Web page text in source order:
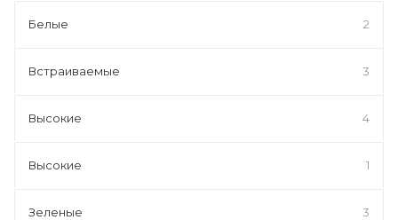
Белые 2
Встраиваемые 3
Высокие 4
Высокие 1
Зеленые 3